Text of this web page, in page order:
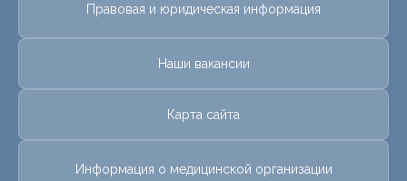
Правовая и юридическая информация
Наши вакансии
Карта сайта
Информация о медицинской организации